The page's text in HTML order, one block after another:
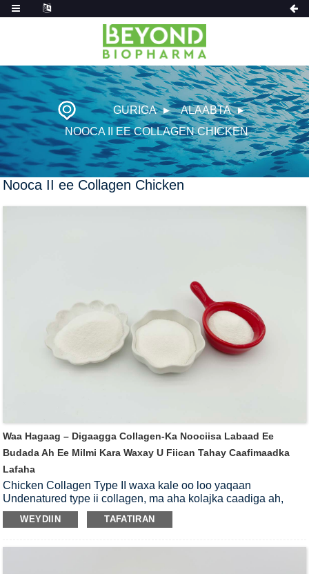
GURIGA
ALAABTA
NOOCA II EE COLLAGEN CHICKEN
Nooca II ee Collagen Chicken
Waa Hagaag – Digaagga Collagen-Ka Noociisa Labaad Ee
Budada Ah Ee Milmi Kara Waxay U Fiican Tahay Caafimaadka
Lafaha
Chicken Collagen Type II waxa kale oo loo yaqaan
Undenatured type ii collagen, ma aha kolajka caadiga ah,
waa maaddooyin cunto leh oo dabeecado badan leh.Waxay
ku socotaa farsamo soo saarid heerkul hoose ah, waxayna
waxay leedahay milmayn wanaagsan sida noocyada kale ee
WEYDIIN TAFATIRAN